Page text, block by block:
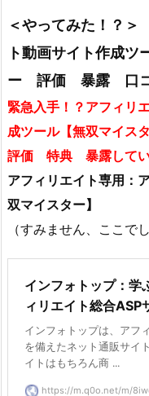
＜やってみた！？
ト動画サイト作成ツ
ー 評価 暴露 口
緊急入手！？アフィリ
成ツール【無双マイ
評価 特典 暴露して
アフィリエイト専用：
双マイスター】
（すみません、ここで
インフォトップ：学
ィリエイト総合ASP
インフォトップは、アフ
を備えたネット通販サイ
イトはもちろん商 ...
https://m.q0o.net/m/